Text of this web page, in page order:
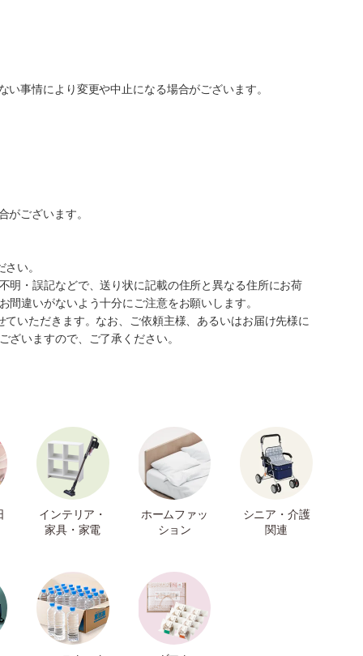
事情により変更や中止になる場合がございます。
ございます。
い。
明・誤記などで、送り状に記載の住所と異なる住所にお荷
違いがないよう十分にご注意をお願いします。
いただきます。なお、ご依頼主様、あるいはお届け先様に
いますので、ご了承ください。
インテリア・
家具・家電
ホームファッ
ション
シニア・介護
関連